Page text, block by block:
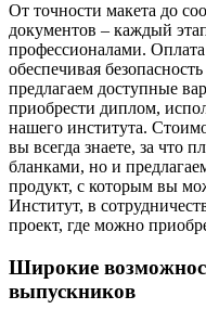
От точности макета до
документов – каждый
профессионалами.
обеспечивая
предлагаем доступные
приобрести диплом,
нашего института.
вы всегда знаете, за что
бланками, но и
продукт, с которым вы
Институт, в
проект, где можно
Широкие
выпускников